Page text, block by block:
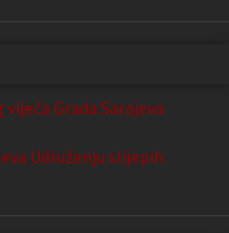
Grada Sarajeva
Udruženju slijepih